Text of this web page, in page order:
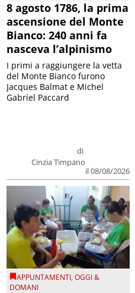
8 agosto 1786, la prima
ascensione del Monte
Bianco: 240 anni fa
nasceva l’alpinismo
di
Cinzia Timpano
il 08/08/2026
I primi a raggiungere la vetta
del Monte Bianco furono
Jacques Balmat e Michel
Gabriel Paccard
APPUNTAMENTI,OGGI &
DOMANI